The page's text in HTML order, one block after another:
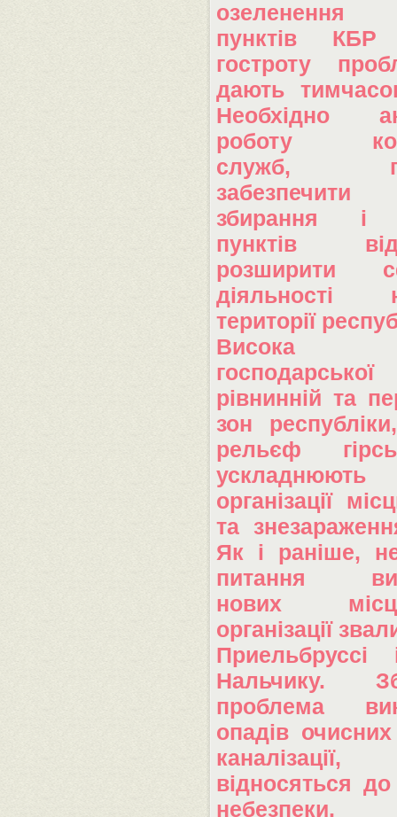
озеленення
пунктів КБР
гостроту
дають
Необхідно
роботу
служб,
забезпечити
збирання і
пунктів
розширити
території
Висока
господарської
рівнинній та
зон
рельєф
ускладнюють
організації
та
Як і раніше,
питання
нових
організації
Нальчику.
проблема
опадів
відносяться